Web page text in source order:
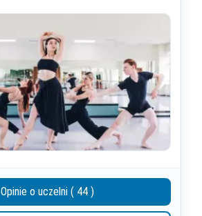
Opinie o uczelni ( 44 )